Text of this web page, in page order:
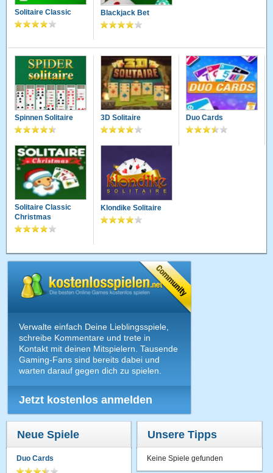
Solitaire Classic Blackjack Bet
Spinnen Solitaire 3D Solitaire Duo Cards
Solitaire Classic
Christmas
Klondike Solitaire
Verwalte einfach Deine Lieblingsspiele,
schreibe Kommentare und trete in
Kontakt mit deinen Mitspielern. Tausende
Gaming-Fans sind bereits dabei und
warten darauf gegen dich zu spielen.
Jetzt kostenlos anmelden
Neue Spiele
Duo Cards
Unsere Tipps
Keine Spiele gefunden